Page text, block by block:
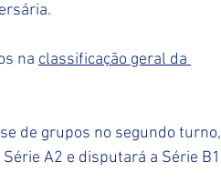
na classificação geral da
de grupos no segundo turno,
A2 e disputará a Série B1